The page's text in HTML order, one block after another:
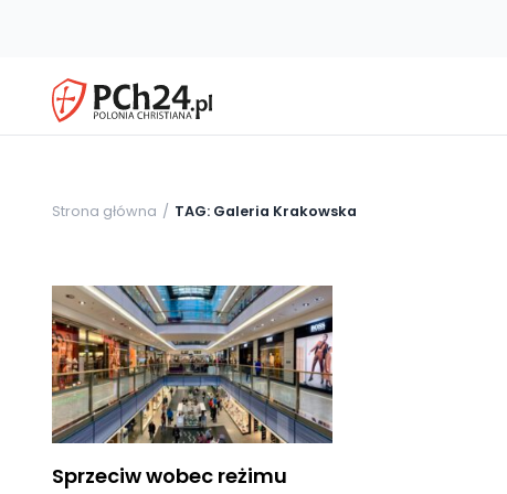
Strona główna TAG: Galeria Krakowska
Sprzeciw wobec reżimu